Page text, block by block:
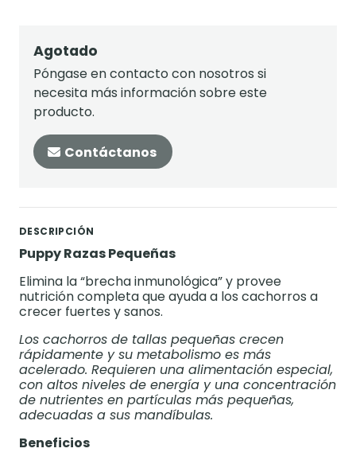
Agotado
Póngase en contacto con nosotros si
necesita más información sobre este
producto.
Contáctanos
DESCRIPCIÓN
Puppy Razas Pequeñas
Elimina la “brecha inmunológica” y provee
nutrición completa que ayuda a los cachorros a
crecer fuertes y sanos.
Los cachorros de tallas pequeñas crecen
rápidamente y su metabolismo es más
acelerado. Requieren una alimentación especial,
con altos niveles de energía y una concentración
de nutrientes en partículas más pequeñas,
adecuadas a sus mandíbulas.
Beneficios